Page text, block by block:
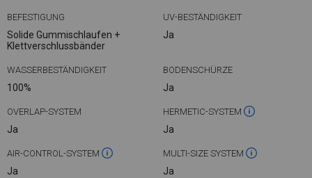
BEFESTIGUNG
Solide Gummischlaufen +
Klettverschlussbänder
UV-BESTÄNDIGKEIT
Ja
WASSERBESTÄNDIGKEIT
100%
BODENSCHÜRZE
Ja
OVERLAP-SYSTEM
Ja
HERMETIC-SYSTEM
Ja
AIR-CONTROL-SYSTEM
Ja
MULTI-SIZE SYSTEM
Ja